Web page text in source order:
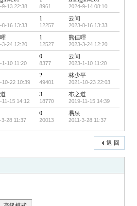
9-13 22:38 8961 2024-9-14 08:10
8-16 13:33
1
12257
云间
2023-8-16 13:33
3-24 12:20
1
12527
熊佳暉
2023-3-24 12:20
1-10 11:20
0
8377
云间
2023-1-10 11:20
10-22 10:39
2
49401
林少平
2021-10-23 22:03
11-15 14:12
3
18770
布之道
2019-11-15 14:39
3-28 11:37
0
20013
易泉
2011-3-28 11:37
返 回